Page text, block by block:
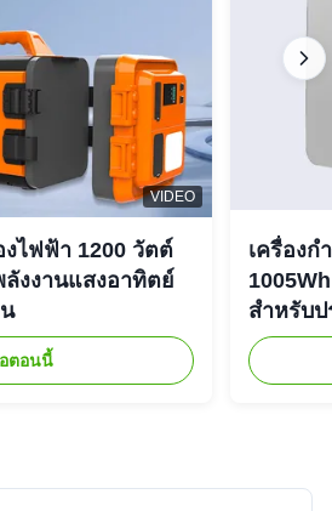
VIDEO
งไฟฟ้า 1200 วัตต์
งงานแสงอาทิตย์
ตอนนี้
เครื่องกํ
สําหรับ